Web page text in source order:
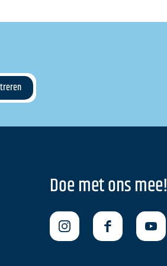
Doe met ons mee!